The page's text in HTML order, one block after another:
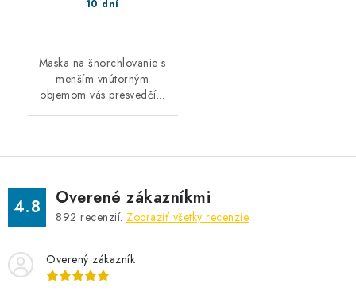
10 dní
Maska na šnorchlovanie s
menším vnútorným
objemom vás presvedčí...
4.8 Overené zákazníkmi
892 recenzií. Zobraziť všetky recenzie
Overený zákazník